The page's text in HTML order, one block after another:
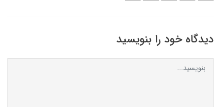
دیدگاه خود را بنویسید